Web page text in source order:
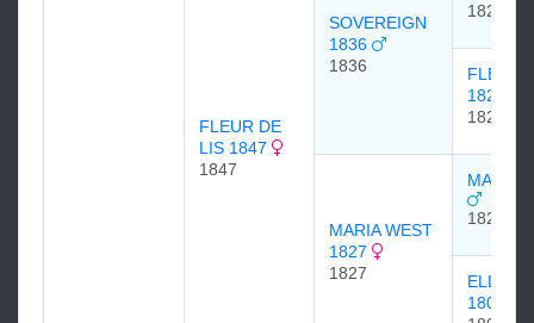
FLEUR DE
LIS 1847
1847
SOVEREIGN
1836
1836
1820
FLEUR-
1822
1822
MARIA WEST
1827
1827
1820
ELLA
1808